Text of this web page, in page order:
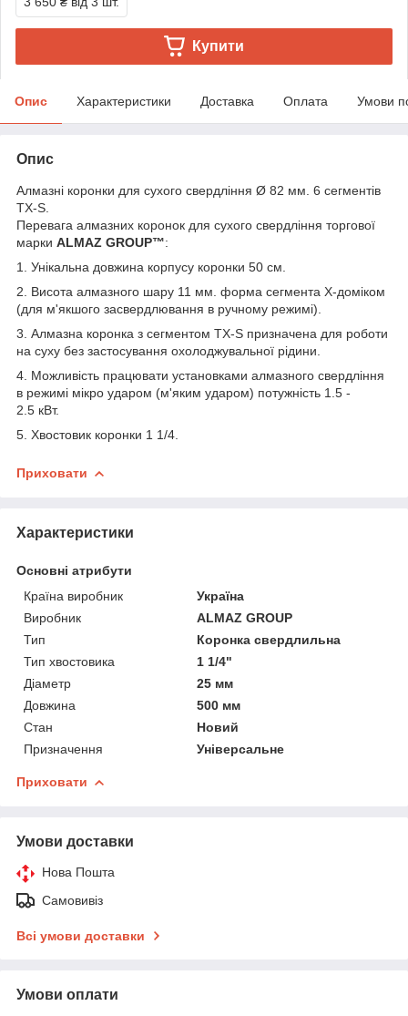
Купити
Опис Характеристики Доставка Оплата Умови
Опис
Алмазні коронки для сухого свердління Ø 82 мм. 6 сегментів
TX-S.
Перевага алмазних коронок для сухого свердління торгової
марки ALMAZ GROUP™:
1. Унікальна довжина корпусу коронки 50 см.
2. Висота алмазного шару 11 мм. форма сегмента Х-доміком
(для м'якшого засвердлювання в ручному режимі).
3. Алмазна коронка з сегментом TX-S призначена для роботи
на суху без застосування охолоджувальної рідини.
4. Можливість працювати установками алмазного свердління
в режимі мікро ударом (м'яким ударом) потужність 1.5 -
2.5 кВт.
5. Хвостовик коронки 1 1/4.
Приховати
Характеристики
Основні атрибути
Країна виробник
Україна
Виробник
ALMAZ GROUP
Тип
Коронка свердлильна
Тип хвостовика
1 1/4"
Діаметр
25 мм
Довжина
500 мм
Стан
Новий
Призначення
Універсальне
Приховати
Умови доставки
Нова Пошта
Самовивіз
Всі умови доставки
Умови оплати